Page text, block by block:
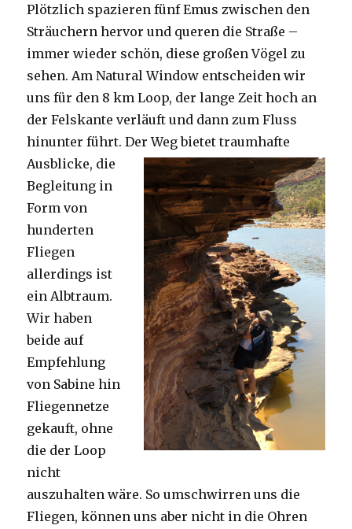
Plötzlich spazieren fünf Emus zwischen den
Sträuchern hervor und queren die Straße –
immer wieder schön, diese großen Vögel zu
sehen. Am Natural Window entscheiden wir
uns für den 8 km Loop, der lange Zeit hoch an
der Felskante verläuft und dann zum Fluss
hinunter führt. Der Weg bietet traumhafte
Ausblicke, die
Begleitung in
Form von
hunderten
Fliegen
allerdings ist
ein Albtraum.
Wir haben
beide auf
Empfehlung
von Sabine hin
Fliegennetze
gekauft, ohne
die der Loop
nicht
auszuhalten wäre. So umschwirren uns die
Fliegen, können uns aber nicht in die Ohren